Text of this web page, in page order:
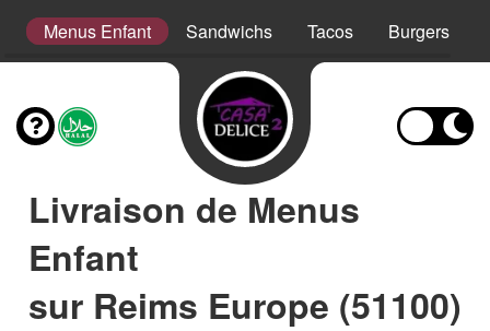
Menus Enfant Sandwichs Tacos Burgers
Livraison de Menus
Enfant
sur Reims Europe (51100)